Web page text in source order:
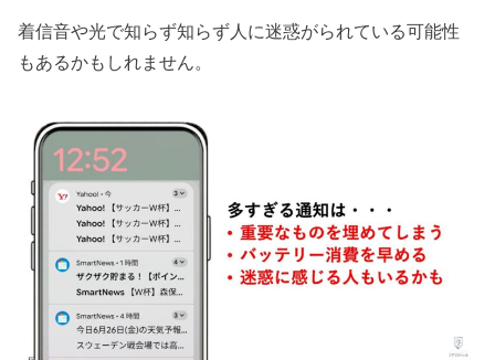
着信音や光で知らず知らず人に迷惑がられている可能性
もあるかもしれません。